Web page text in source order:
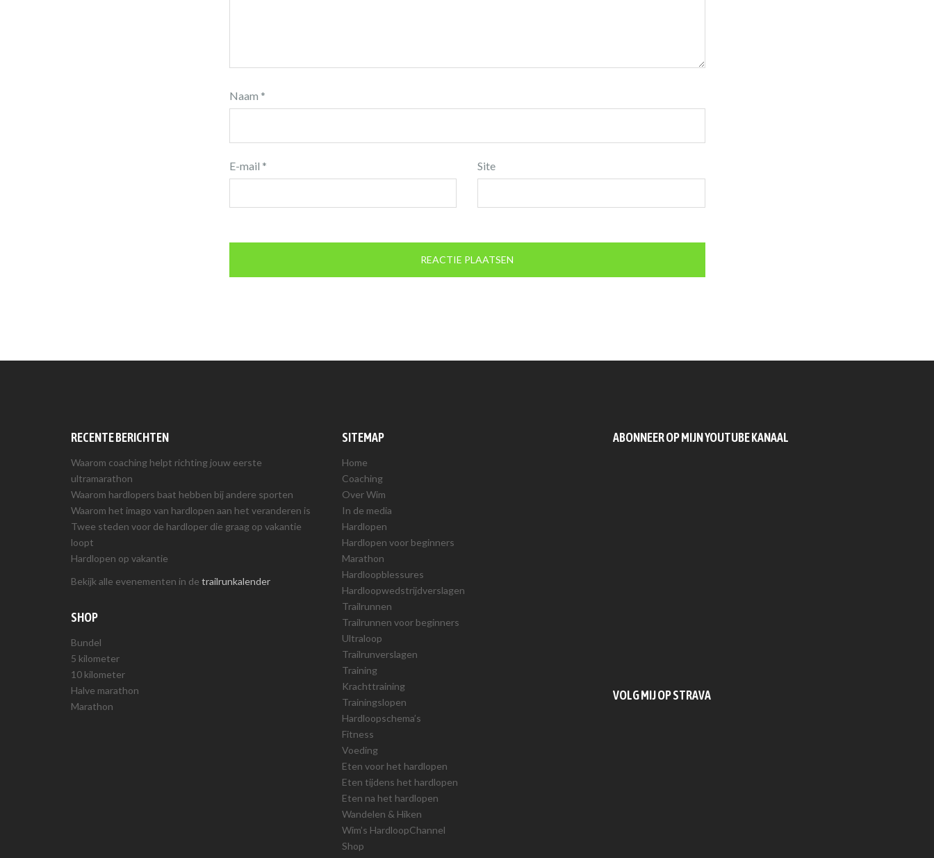
Naam *
E-mail * Site
RECENTE BERICHTEN
Waarom coaching helpt richting jouw eerste
ultramarathon
Waarom hardlopers baat hebben bij andere sporten
Waarom het imago van hardlopen aan het veranderen is
Twee steden voor de hardloper die graag op vakantie
loopt
Hardlopen op vakantie
Bekijk alle evenementen in de trailrunkalender
SHOP
Bundel
5 kilometer
10 kilometer
Halve marathon
Marathon
SITEMAP
Home
Coaching
Over Wim
In de media
Hardlopen
Hardlopen voor beginners
Marathon
Hardloopblessures
Hardloopwedstrijdverslagen
Trailrunnen
Trailrunnen voor beginners
Ultraloop
Trailrunverslagen
Training
Krachttraining
Trainingslopen
Hardloopschema’s
Fitness
Voeding
Eten voor het hardlopen
Eten tijdens het hardlopen
Eten na het hardlopen
Wandelen & Hiken
Wim’s HardloopChannel
Shop
ABONNEER OP MIJN YOUTUBE KANAAL
VOLG MIJ OP STRAVA